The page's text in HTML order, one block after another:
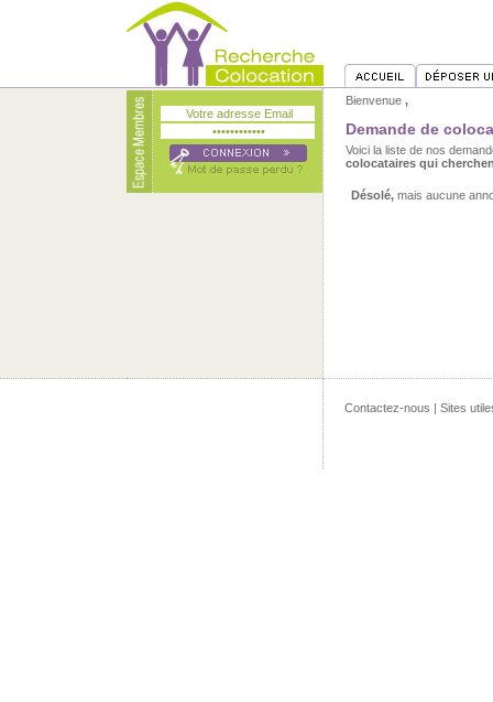
Bienvenue ,
Demande de
Voici la liste de nos
colocataires qui
Désolé, mais aucune
Contactez-nous | Sites